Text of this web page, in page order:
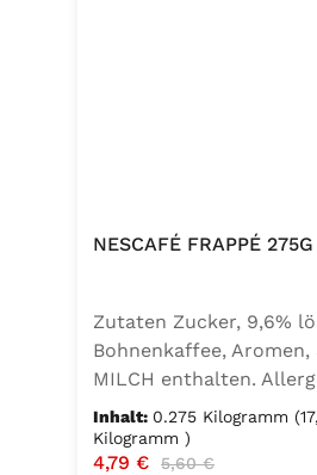
NESCAFÉ FRAPPÉ
Zutaten Zucker, 9,6%
Bohnenkaffee, Aromen,
MILCH enthalten.
und daraus gewonnene
Inhalt: 0.275 Kilogramm
Kilogramm )
Verkaufspreis:
4,79 € Regulärer Preis:
5,60 €